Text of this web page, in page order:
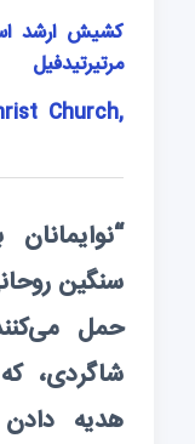
کشیش ارشد
مرتیرتیدفیل
Church,
سنگین
حمل
شاگردی،
هدیه دادن